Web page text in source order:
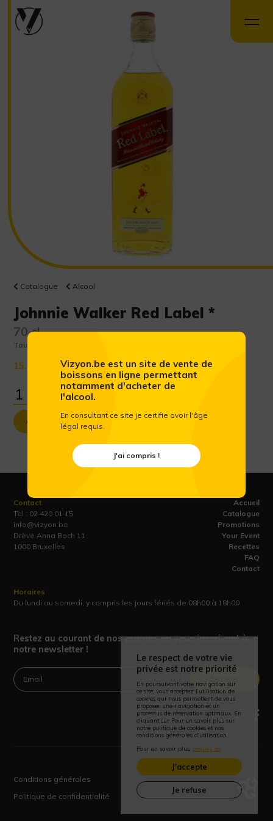
Catalogue Alcool
Johnnie Walker Red Label *
70 cl
Taux d'alcool :
15.72 € (Prix public conseillé htva)
Ajouter au panier
Accueil
Catalogue
Promotions
Your Event
Recettes
FAQ
Contact
Contact
Tel : 02 420 01 15
info@vizyon.be
Drève Anna Boch 11
1000 Bruxelles
Horaires
Du lundi au samedi, y compris les jours fériés de 08h00 à 18h00
Restez au courant de nos promos en vous inscrivant à
notre newsletter !
Conditions générales
Politique de confidentialité
Le respect de votre vie
privée est notre priorité
En poursuivant votre navigation sur
ce site, vous acceptez l’utilisation de
cookies qui nous permettent de vous
proposer une navigation et un
processus de réservation optimaux. En
cliquant sur Pour en savoir plus sur
notre politique de cookies et nos
conditions générales d’utilisation,
Pour en savoir plus, cliquez ici
J'accepte
Je refuse
Vizyon.be est un site de vente de
boissons en ligne permettant
notamment d'acheter de
l'alcool.
En consultant ce site je certifie avoir l'âge
légal requis.
J'ai compris !